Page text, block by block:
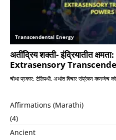
Affirmations (Marathi)
(4)
Ancient